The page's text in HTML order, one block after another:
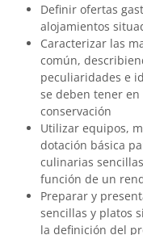
Definir ofertas
alojamientos
Caracterizar las
común,
peculiaridades e
se deben tener
conservación
Utilizar equipos,
dotación básica
culinarias
función de un
Preparar y
sencillas y platos
la definición del